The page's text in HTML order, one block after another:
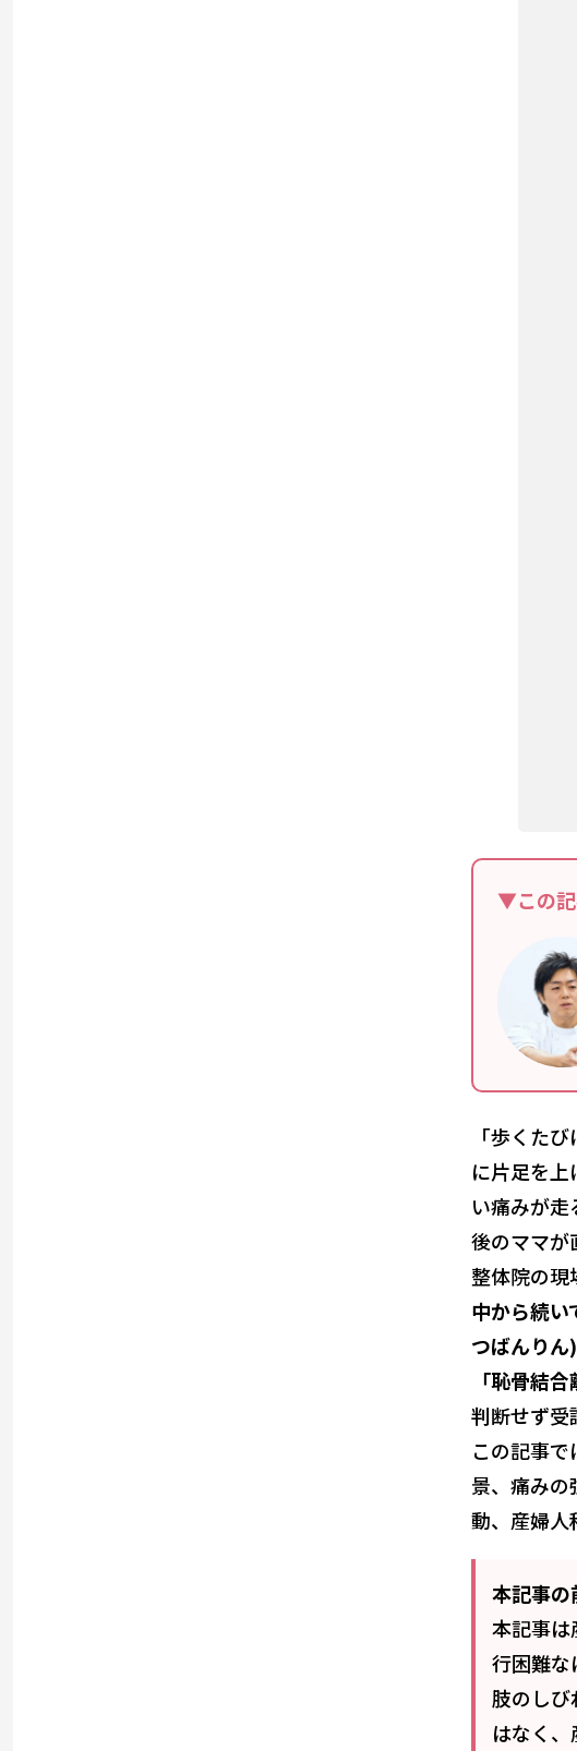
▼この
「歩くた
に片足を
い痛みが
後のママが
整体院の現
中から続
つばんり
「恥骨結
判断せず受
この記事
景、痛み
動、産婦人
本記事の
本記事は
行困難な
肢のし
はなく